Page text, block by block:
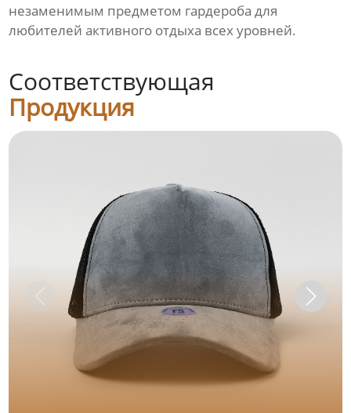
незаменимым предметом гардероба для
любителей активного отдыха всех уровней.
Соответствующая
Продукция